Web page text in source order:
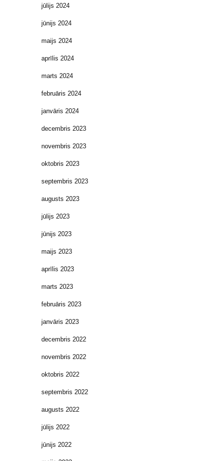
jūlijs 2024
jūnijs 2024
maijs 2024
aprīlis 2024
marts 2024
februāris 2024
janvāris 2024
decembris 2023
novembris 2023
oktobris 2023
septembris 2023
augusts 2023
jūlijs 2023
jūnijs 2023
maijs 2023
aprīlis 2023
marts 2023
februāris 2023
janvāris 2023
decembris 2022
novembris 2022
oktobris 2022
septembris 2022
augusts 2022
jūlijs 2022
jūnijs 2022